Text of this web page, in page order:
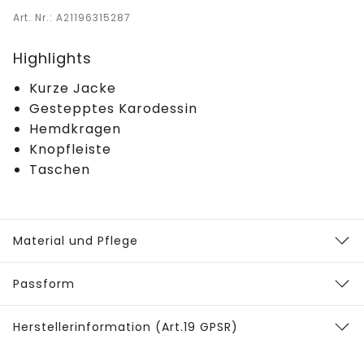
Art. Nr.: A21196315287
Highlights
Kurze Jacke
Gestepptes Karodessin
Hemdkragen
Knopfleiste
Taschen
Material und Pflege
Passform
Herstellerinformation (Art.19 GPSR)